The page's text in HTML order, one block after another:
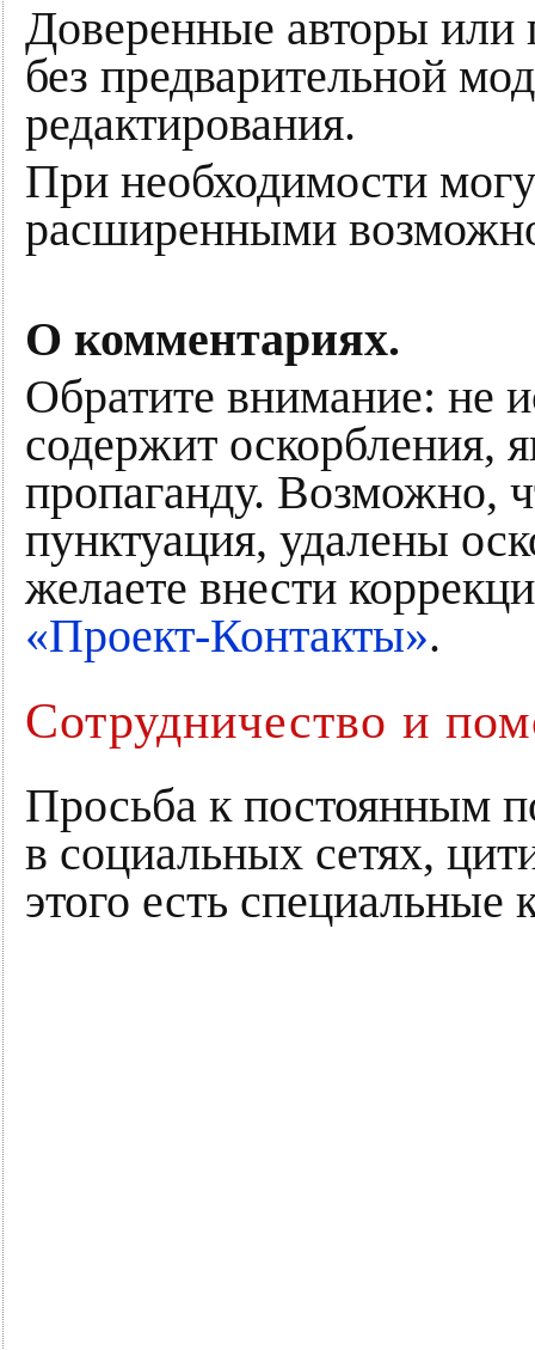
Доверенные авторы или
без предварительной
редактирования.
При необходимости
расширенными
О комментариях.
Обратите внимание: не
содержит оскорбления,
пропаганду. Возможно,
пунктуация, удалены
желаете внести
«Проект-Контакты».
Сотрудничество и
Просьба к постоянным
в социальных сетях,
этого есть